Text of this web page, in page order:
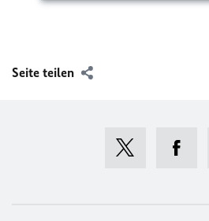
Seite teilen